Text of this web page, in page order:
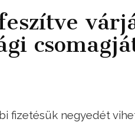
fizetésük negyedét